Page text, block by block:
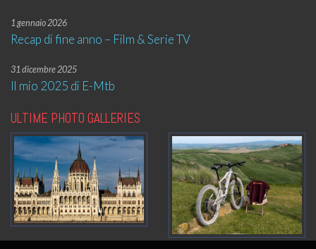
1 gennaio 2026
Recap di fine anno – Film & Serie TV
31 dicembre 2025
Il mio 2025 di E-Mtb
ULTIME PHOTO GALLERIES